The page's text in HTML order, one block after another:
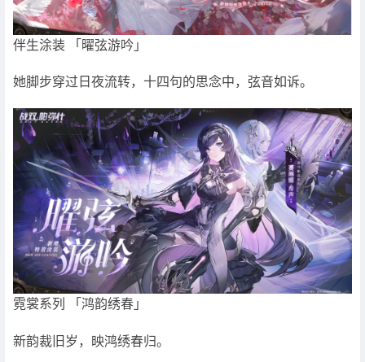
伴生涂装 「曜弦游吟」
她脚步穿过日夜流转，十四句的思念中，弦音如诉。
霓裳系列 「鸿韵绣春」
新韵裁旧岁，映鸿绣春归。